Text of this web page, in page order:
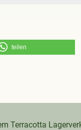
teilen
Terracotta